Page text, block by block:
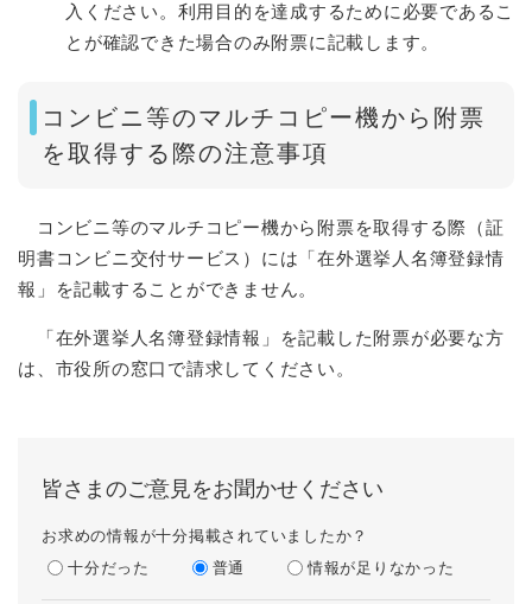
入ください。​利用目的を達成するために必要であるこ
とが確認できた場合のみ附票に記載します。
コンビニ等のマルチコピー機から附票
を取得する際の注意事項
コンビニ等のマルチコピー機から附票を取得する際（証
明書コンビニ交付サービス）には「在外選挙人名簿登録情
報」を記載することができません。
「在外選挙人名簿登録情報」を記載した附票が必要な方
は、市役所の窓口で請求してください。
皆さまのご意見をお聞かせください
お求めの情報が十分掲載されていましたか？
十分だった
普通 情報が足りなかった